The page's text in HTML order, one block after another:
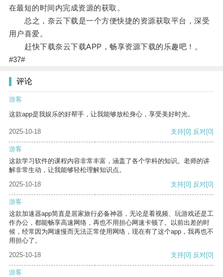
在最短的时间内完成资源的获取。
总之，奈云下载是一个方便快捷的资源获取平台，深受
用户喜爱。
赶快下载奈云下载APP，畅享资源下载的乐趣吧！。
#37#
评论
游客
这款app是我娱乐的好帮手，让我能够放松身心，享受美好时光。
2025-10-18 支持[0] 反对[0]
游客
这款学习软件的课程内容非常丰富，涵盖了各个学科的知识。老师的讲
解非常生动，让我能够轻松理解知识点。
2025-10-18
支持[0] 反对[0]
游客
这款加速器app简直是居家旅行必备神器，无论是看视频、玩游戏还是工
作办公，都能畅享高速网络，再也不用担心网速卡顿了。以前出差的时
候，经常因为网速慢而无法正常使用网络，现在有了这个app，我再也不
用担心了。
2025-10-18
支持[0] 反对[0]
游客